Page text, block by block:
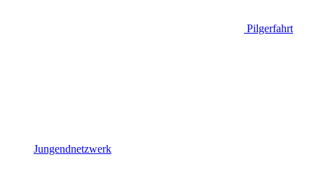
Pilgerfahrt
Jungendnetzwerk